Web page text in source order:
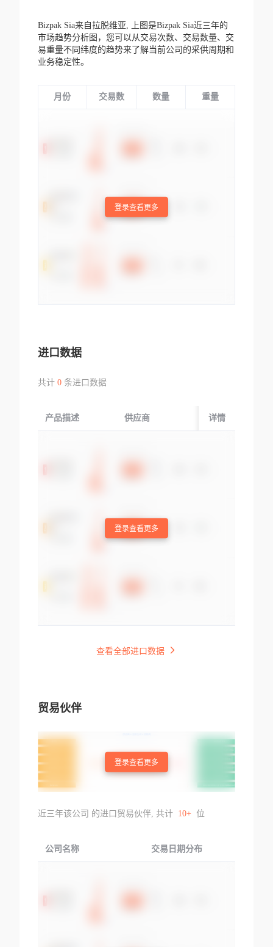
Bizpak Sia来自拉脱维亚,
上图是Bizpak Sia近三年的
市场趋势分析图，您可以从交易次数、交易数量、交
易重量不同纬度的趋势来了解当前公司的采供周期和
业务稳定性。
月份 交易数 数量 重量
登录查看更多
进口数据
共计 0条进口数据
产品描述 供应商 起运国/地区
详情
登录查看更多
查看全部进口数据
贸易伙伴
登录查看更多
近三年该公司 的进口贸易伙伴, 共计 10+ 位
公司名称 交易日期分布